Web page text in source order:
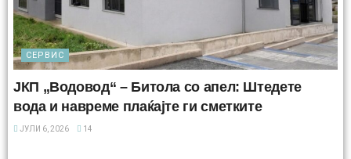
СЕРВИС
ЈКП „Водовод“ – Битола со апел: Штедете
вода и навреме плаќајте ги сметките
ЈУЛИ 6, 2026 14